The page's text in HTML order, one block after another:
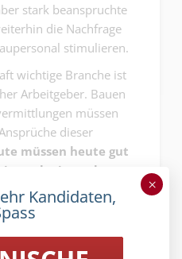
stark beanspruchte
die Nachfrage
stimulieren.
wichtige Branche ist
Arbeitgeber. Bauen
müssen
dieser
müssen heute gut
auch einsetzbar
Kandidaten,
×